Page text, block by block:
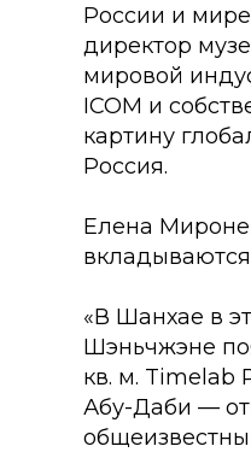
России и
директор
мировой
ICOM и
картину
Россия.
Елена
«В Шанхае в
Шэньчжэне
кв. м. Timelab
Абу-Даби —